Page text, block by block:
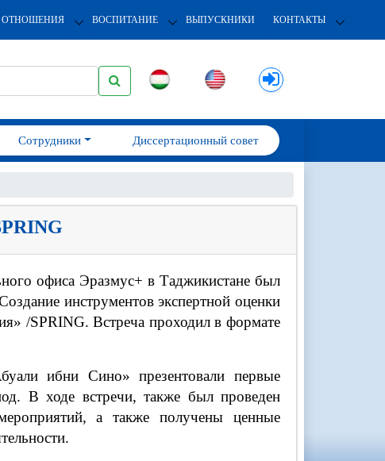
ВОСПИТАНИЕ ВЫПУСКНИКИ КОНТАКТЫ
Сотрудники Диссертационный совет
офиса Эразмус+ в Таджикистане был
инструментов экспертной оценки
/SPRING. Встреча проходил в формате
ибни Сино» презентовали первые
В ходе встречи, также был проведен
а также получены ценные